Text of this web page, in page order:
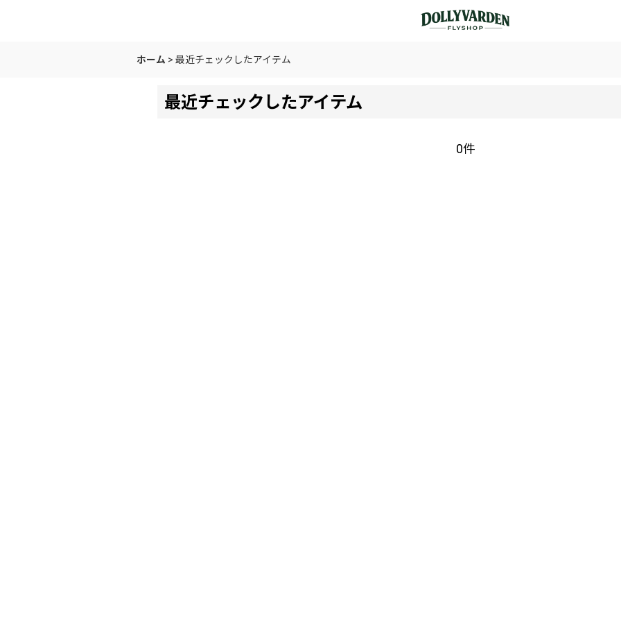
ホーム > 最近チェックしたアイテム
最近チェックしたアイテム
0件